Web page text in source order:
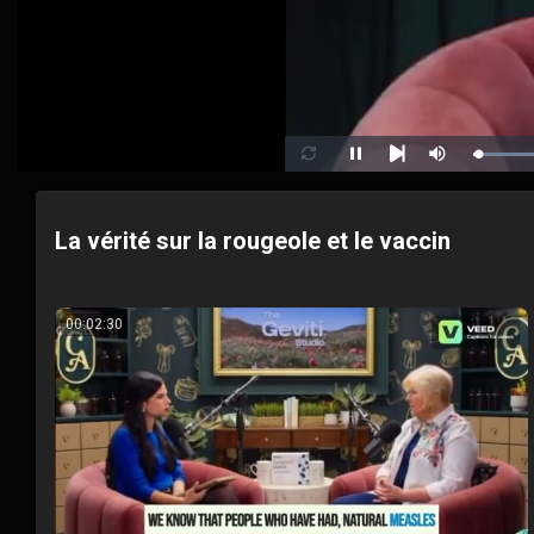
Pause
Next
Mute
La vérité sur la rougeole et le vaccin
00:02:30